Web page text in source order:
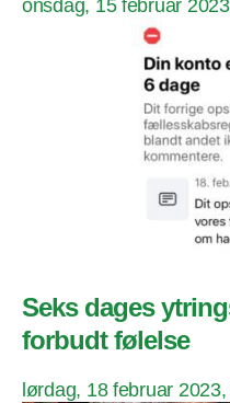
onsdag, 15 februar
Seks dages
forbudt følelse
lørdag, 18 februar